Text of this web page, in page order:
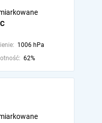
1006 hPa
62%